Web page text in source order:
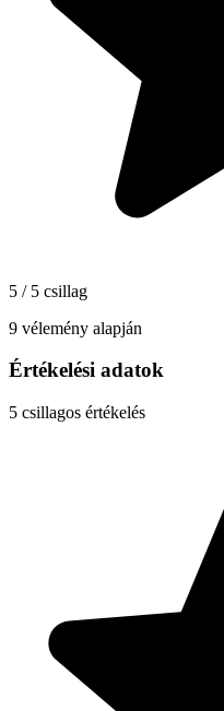
5 / 5 csillag
9 vélemény alapján
Értékelési adatok
5 csillagos értékelés